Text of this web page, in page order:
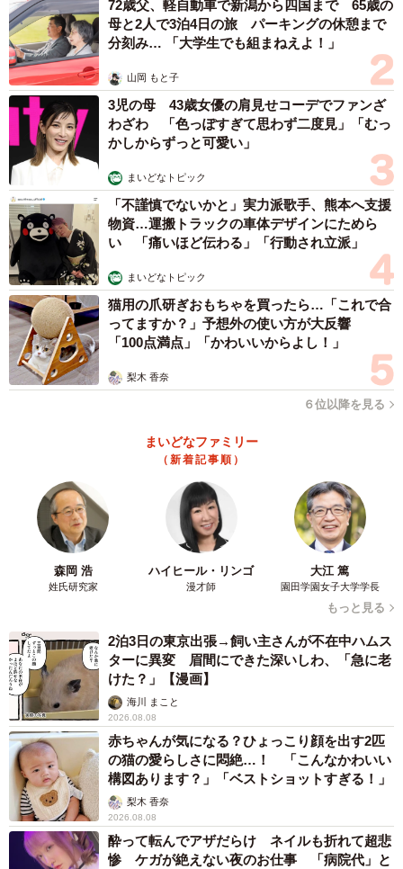
72歳父、軽自動車で新潟から四国まで 65歳の
母と2人で3泊4日の旅 パーキングの休憩まで
分刻み… 「大学生でも組まねえよ！」
山岡 もと子
3児の母 43歳女優の肩見せコーデでファンざ
わざわ 「色っぽすぎて思わず二度見」「むっ
かしからずっと可愛い」
まいどなトピック
「不謹慎でないかと」実力派歌手、熊本へ支援
物資…運搬トラックの車体デザインにためら
い 「痛いほど伝わる」「行動され立派」
まいどなトピック
猫用の爪研ぎおもちゃを買ったら…「これで合
ってますか？」予想外の使い方が大反響
「100点満点」「かわいいからよし！」
梨木 香奈
６位以降を見る
まいどなファミリー
（新着記事順）
森岡 浩
姓氏研究家
ハイヒール・リンゴ
漫才師
大江 篤
園田学園女子大学学長
もっと見る
2泊3日の東京出張→飼い主さんが不在中ハムス
ターに異変 眉間にできた深いしわ、「急に老
けた？」【漫画】
海川 まこと
2026.08.08
赤ちゃんが気になる？ひょっこり顔を出す2匹
の猫の愛らしさに悶絶…！ 「こんなかわいい
構図あります？」「ベストショットすぎる！」
梨木 香奈
2026.08.08
酔って転んでアザだらけ ネイルも折れて超悲
惨 ケガが絶えない夜のお仕事 「病院代」と